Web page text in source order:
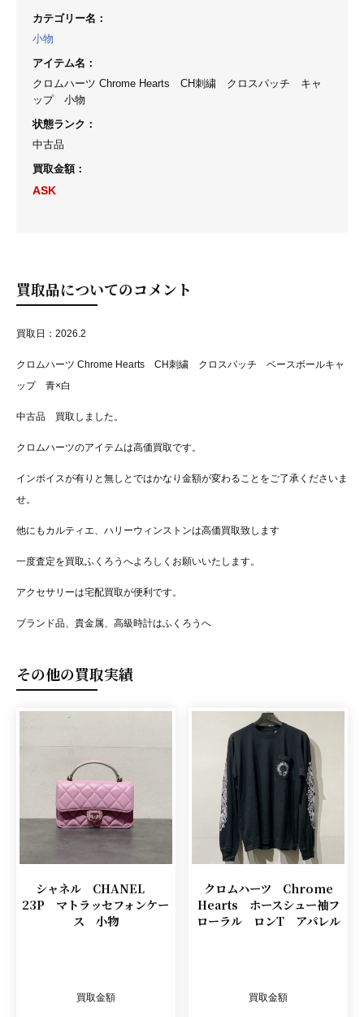
カテゴリー名 ：
小物
アイテム名 ：
クロムハーツ Chrome Hearts CH刺繍 クロスパッチ キャ
ップ 小物
状態ランク ：
中古品
買取金額：
ASK
買取品についてのコメント
買取日：2026.2
クロムハーツ Chrome Hearts CH刺繍 クロスパッチ ベースボールキャ
ップ 青×白
中古品 買取しました。
クロムハーツのアイテムは高価買取です。
インボイスが有りと無しとではかなり金額が変わることをご了承くださいま
せ。
他にもカルティエ、ハリーウィンストンは高価買取致します
一度査定を買取ふくろうへよろしくお願いいたします。
アクセサリーは宅配買取が便利です。
ブランド品、貴金属、高級時計はふくろうへ
その他の買取実績
シャネル CHANEL
23P マトラッセフォンケー
ス 小物
買取金額
クロムハーツ Chrome
Hearts ホースシュー袖フ
ローラル ロンT アパレル
買取金額